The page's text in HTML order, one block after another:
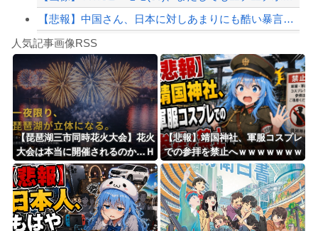
Powered by livedoor 相互RSS
【悲報】中国さん、日本に対しあまりにも酷い暴言を放つ 「侵略戦争仕掛けたくせに...
大男「1回戦の相手はこのｶﾞｷか？楽勝だな」少年剣士「…ふんっ、あまり調子に乗ら...
8/4のニュース
日本旅行キャンセルすべきか…1万年ぶり史上最大級の火山の兆し＝韓国の反応
更新中止のお知らせ
海外「おめでとうタキ！」リヴァプール南野がバースデーゴール！！
人気記事画像RSS
【琵琶湖三市同時花火大会】花火
大会は本当に開催されるのか…Ｈ
Ｐで観覧券販売も消防への申請な
し、３自治体は「関与してない」
と声明
【悲報】靖国神社、軍服コスプレ
での参拝を禁止へｗｗｗｗｗｗｗ
ｗｗｗｗｗｗｗｗｗｗｗｗ